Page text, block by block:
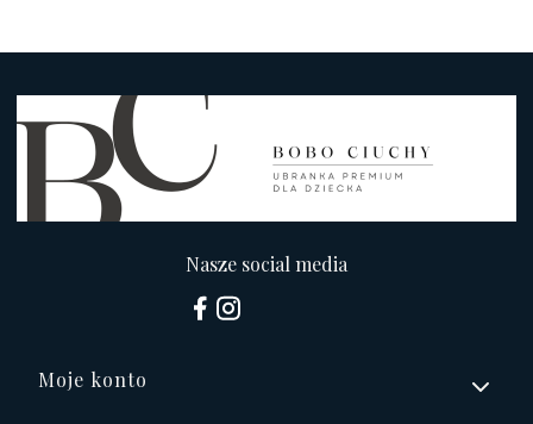
Nasze social media
Linki w stopce
Moje konto